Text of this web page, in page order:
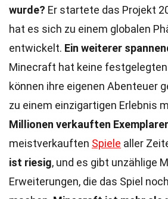
wurde? Er startete das Projekt
hat es sich zu einem globalen
entwickelt. Ein weiterer
Minecraft hat keine festgelegten
können ihre eigenen Abenteuer
zu einem einzigartigen Erlebnis
Millionen verkauften
meistverkauften Spiele aller
ist riesig, und es gibt unzählige
Erweiterungen, die das Spiel